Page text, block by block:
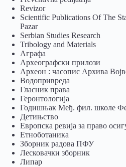
Revizor
Scientific Publications Of The
Pazar
Serbian Studies Research
Tribology and Materials
Аграфа
Археографски прилози
Археон : часопис Архива
Водопривреда
Гласник права
Геронтологија
Годишњак Међ. фил. школе
Детињство
Европска ревија за право
Eтноботаника
Зборник радова ПФУ
Лесковачки зборник
Липар